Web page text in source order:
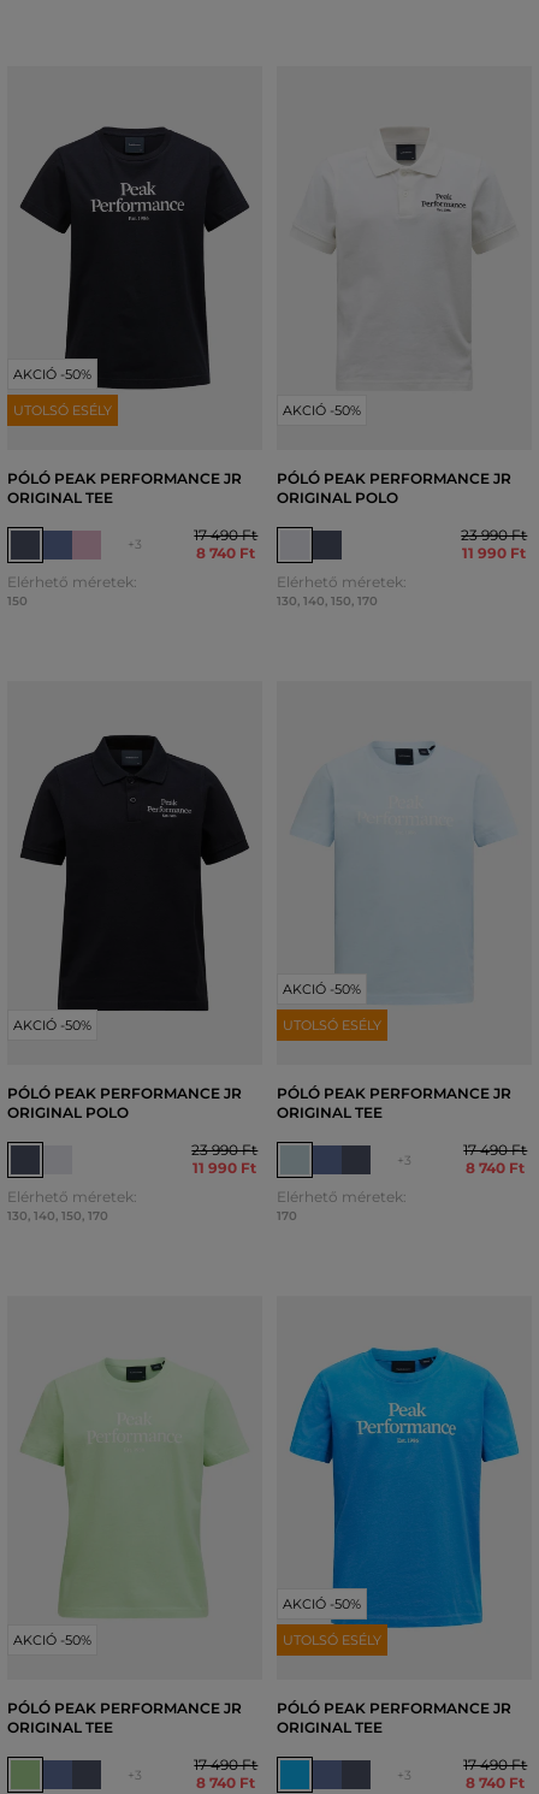
AKCIÓ -50%
UTOLSÓ ESÉLY
PÓLÓ PEAK PERFORMANCE JR
ORIGINAL TEE
+3
17 490 Ft
8 740 Ft
Elérhető méretek:
150
AKCIÓ -50%
PÓLÓ PEAK PERFORMANCE JR
ORIGINAL POLO
23 990 Ft
11 990 Ft
Elérhető méretek:
130, 140, 150, 170
AKCIÓ -50%
PÓLÓ PEAK PERFORMANCE JR
ORIGINAL POLO
23 990 Ft
11 990 Ft
Elérhető méretek:
130, 140, 150, 170
AKCIÓ -50%
UTOLSÓ ESÉLY
PÓLÓ PEAK PERFORMANCE JR
ORIGINAL TEE
+3
17 490 Ft
8 740 Ft
Elérhető méretek:
170
AKCIÓ -50%
PÓLÓ PEAK PERFORMANCE JR
ORIGINAL TEE
+3
17 490 Ft
8 740 Ft
AKCIÓ -50%
UTOLSÓ ESÉLY
PÓLÓ PEAK PERFORMANCE JR
ORIGINAL TEE
+3
17 490 Ft
8 740 Ft